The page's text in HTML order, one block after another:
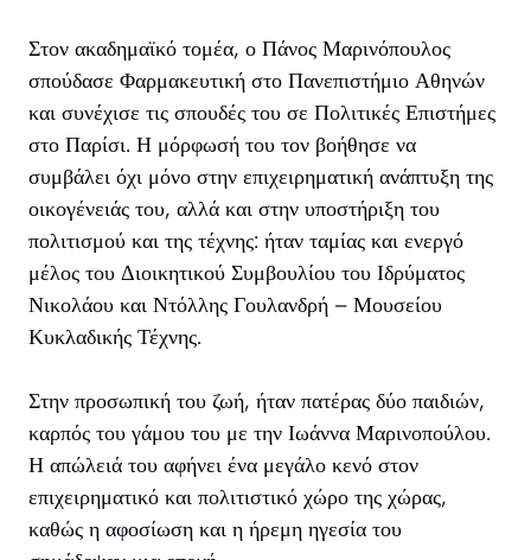
Στον ακαδημαϊκό τομέα, ο Πάνος Μαρινόπουλος
σπούδασε Φαρμακευτική στο Πανεπιστήμιο Αθηνών
και συνέχισε τις σπουδές του σε Πολιτικές Επιστήμες
στο Παρίσι. Η μόρφωσή του τον βοήθησε να
συμβάλει όχι μόνο στην επιχειρηματική ανάπτυξη της
οικογένειάς του, αλλά και στην υποστήριξη του
πολιτισμού και της τέχνης: ήταν ταμίας και ενεργό
μέλος του Διοικητικού Συμβουλίου του Ιδρύματος
Νικολάου και Ντόλλης Γουλανδρή – Μουσείου
Κυκλαδικής Τέχνης.
Στην προσωπική του ζωή, ήταν πατέρας δύο παιδιών,
καρπός του γάμου του με την Ιωάννα Μαρινοπούλου.
Η απώλειά του αφήνει ένα μεγάλο κενό στον
επιχειρηματικό και πολιτιστικό χώρο της χώρας,
καθώς η αφοσίωση και η ήρεμη ηγεσία του